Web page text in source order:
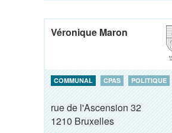
Véronique Maron
COMMUNAL CPAS POLITIQUE
rue de l'Ascension 32
1210Bruxelles